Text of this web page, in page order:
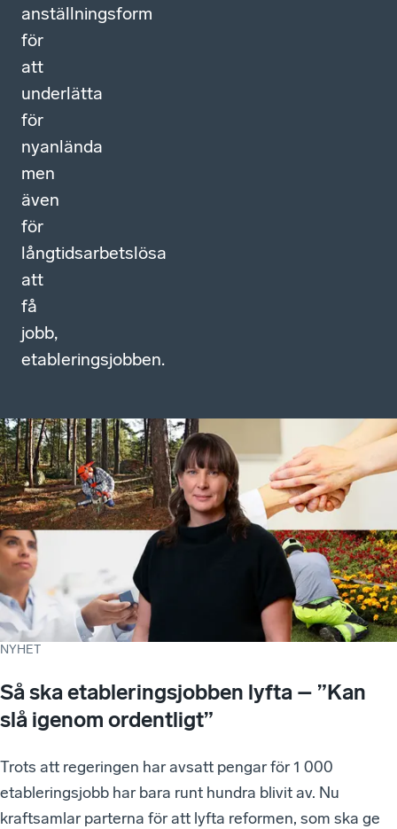
anställningsform
för
att
underlätta
för
nyanlända
men
även
för
långtidsarbetslösa
att
få
jobb,
etableringsjobben.
NYHET
Så ska etableringsjobben lyfta – ”Kan
slå igenom ordentligt”
Trots att regeringen har avsatt pengar för 1 000
etableringsjobb har bara runt hundra blivit av. Nu
kraftsamlar parterna för att lyfta reformen, som ska ge